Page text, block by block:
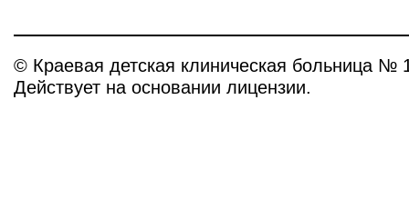
© Краевая детская клиническая больница №
Действует на основании лицензии.